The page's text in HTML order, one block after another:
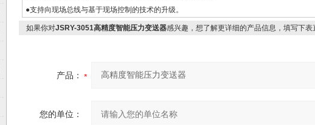
●支持向现场总线与基于现场控制的技术的升级。
如果你对JSRY-3051高精度智能压力变送器感兴趣，想了解更详细的产品信息，填写下表
产品：
您的单位：